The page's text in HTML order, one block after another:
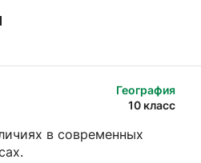
География
10 класс
в современных